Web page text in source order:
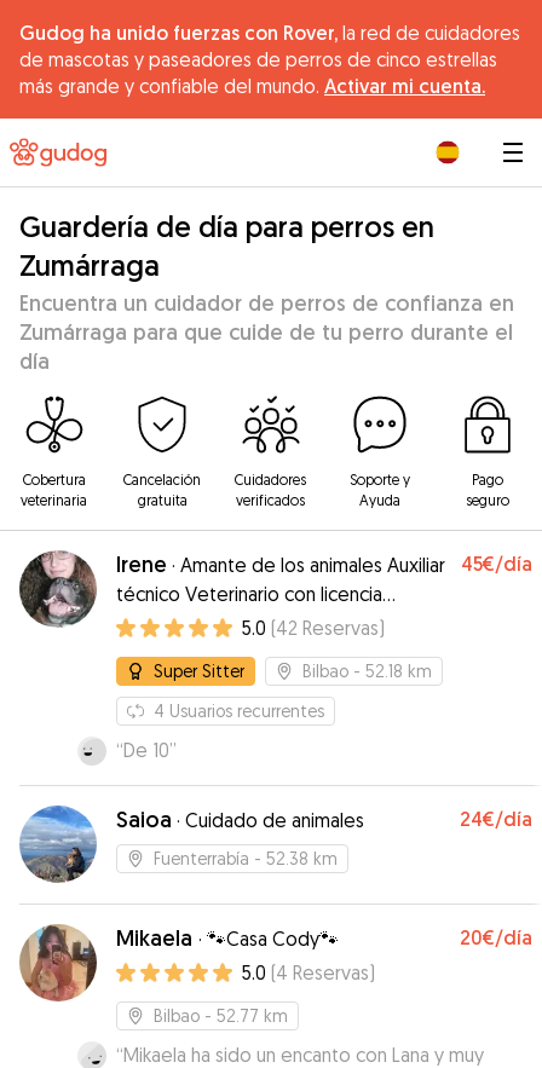
Gudog ha unido fuerzas con Rover, la red de cuidadores
de mascotas y paseadores de perros de cinco estrellas
más grande y confiable del mundo. Activar mi cuenta.
Guardería de día para perros en
Zumárraga
Encuentra un cuidador de perros de confianza en
Zumárraga para que cuide de tu perro durante el
día
Cobertura
veterinaria
Cancelación
gratuita
Cuidadores
verificados
Soporte y
Ayuda
Pago
seguro
Irene · Amante de los animales Auxiliar
técnico Veterinario con licencia
PPPendejo/a ❤️ 24h
45€/día
5.0 (42 Reservas)
Super Sitter Bilbao - 52.18 km
4 Usuarios recurrentes
“De 10”
Saioa · Cuidado de animales 24€/día
Fuenterrabía - 52.38 km
Mikaela · 🐾Casa Cody🐾 20€/día
5.0 (4 Reservas)
Bilbao - 52.77 km
“Mikaela ha sido un encanto con Lana y muy